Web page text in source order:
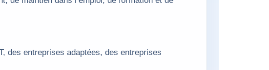
des entreprises adaptées, des entreprises